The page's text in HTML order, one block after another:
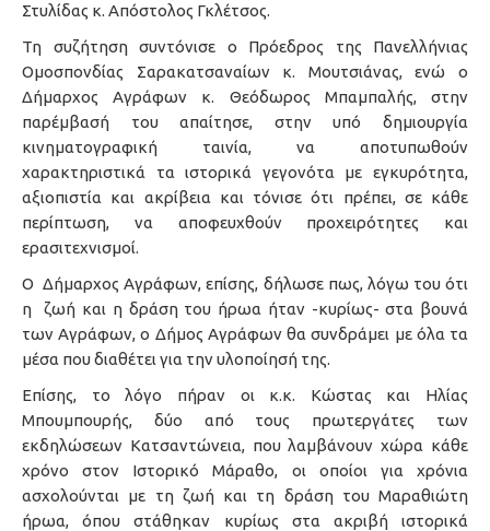
Στυλίδας κ. Απόστολος Γκλέτσος.
Τη συζήτηση συντόνισε ο Πρόεδρος της Πανελλήνιας
Ομοσπονδίας Σαρακατσαναίων κ. Μουτσιάνας, ενώ ο
Δήμαρχος Αγράφων κ. Θεόδωρος Μπαμπαλής, στην
παρέμβασή του απαίτησε, στην υπό δημιουργία
κινηματογραφική ταινία, να αποτυπωθούν
χαρακτηριστικά τα ιστορικά γεγονότα με εγκυρότητα,
αξιοπιστία και ακρίβεια και τόνισε ότι πρέπει, σε κάθε
περίπτωση, να αποφευχθούν προχειρότητες και
ερασιτεχνισμοί.
Ο Δήμαρχος Αγράφων, επίσης, δήλωσε πως, λόγω του ότι
η ζωή και η δράση του ήρωα ήταν -κυρίως- στα βουνά
των Αγράφων, ο Δήμος Αγράφων θα συνδράμει με όλα τα
μέσα που διαθέτει για την υλοποίησή της.
Επίσης, το λόγο πήραν οι κ.κ. Κώστας και Ηλίας
Μπουμπουρής, δύο από τους πρωτεργάτες των
εκδηλώσεων Κατσαντώνεια, που λαμβάνουν χώρα κάθε
χρόνο στον Ιστορικό Μάραθο, οι οποίοι για χρόνια
ασχολούνται με τη ζωή και τη δράση του Μαραθιώτη
ήρωα, όπου στάθηκαν κυρίως στα ακριβή ιστορικά